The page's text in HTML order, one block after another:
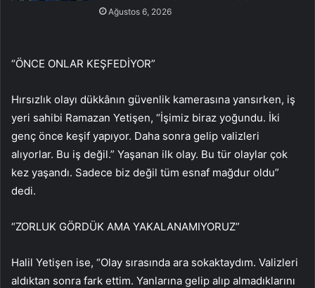
Ağustos 6, 2026
“ÖNCE ONLAR KEŞFEDİYOR”
Hırsızlık olayı dükkânın güvenlik kamerasına yansırken, iş
yeri sahibi Ramazan Yetişen, “İşimiz biraz yoğundu. İki
genç önce keşif yapıyor. Daha sonra gelip valizleri
alıyorlar. Bu iş değil.” Yaşanan ilk olay. Bu tür olaylar çok
kez yaşandı. Sadece biz değil tüm esnaf mağdur oldu”
dedi.
“ZORLUK GÖRDÜK AMA YAKALANAMIYORUZ”
Halil Yetişen ise, “Olay sırasında ara sokaktaydım. Valizleri
aldıktan sonra fark ettim. Yanlarına gelip alıp almadıklarını